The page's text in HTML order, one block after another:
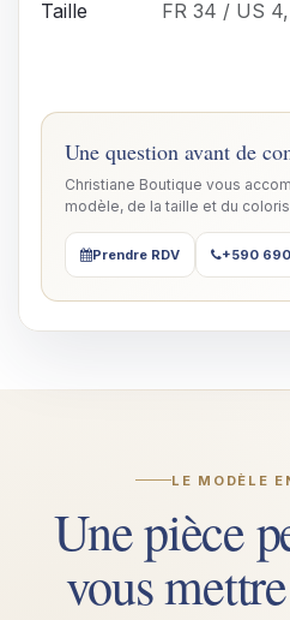
Taille FR 34 / US 4,
Une question avant de
Christiane Boutique vous
modèle, de la taille et du
Prendre RDV +590
LE MODÈLE
Une pièce
vous